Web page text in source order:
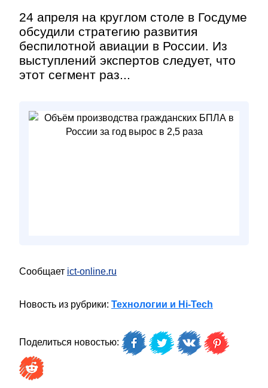
24 апреля на круглом столе в Госдуме
обсудили стратегию развития
беспилотной авиации в России. Из
выступлений экспертов следует, что
этот сегмент раз...
Сообщает ict-online.ru
Новость из рубрики: Технологии и Hi-Tech
Поделиться новостью: